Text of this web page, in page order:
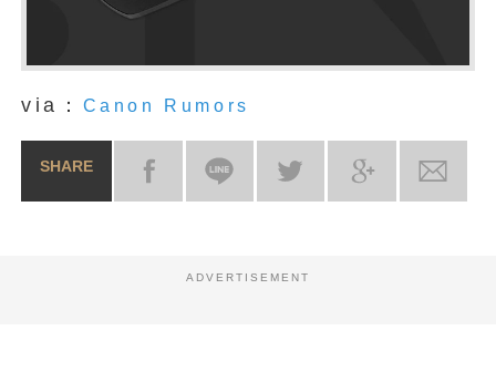
via： Canon Rumors
SHARE
ADVERTISEMENT